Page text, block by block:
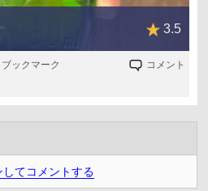
3.5
ックマーク コメント
してコメントする